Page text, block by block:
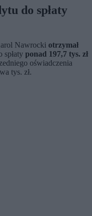
do spłaty
Nawrocki otrzymał
spłaty ponad 197,7 tys. zł
oświadczenia
tys. zł.